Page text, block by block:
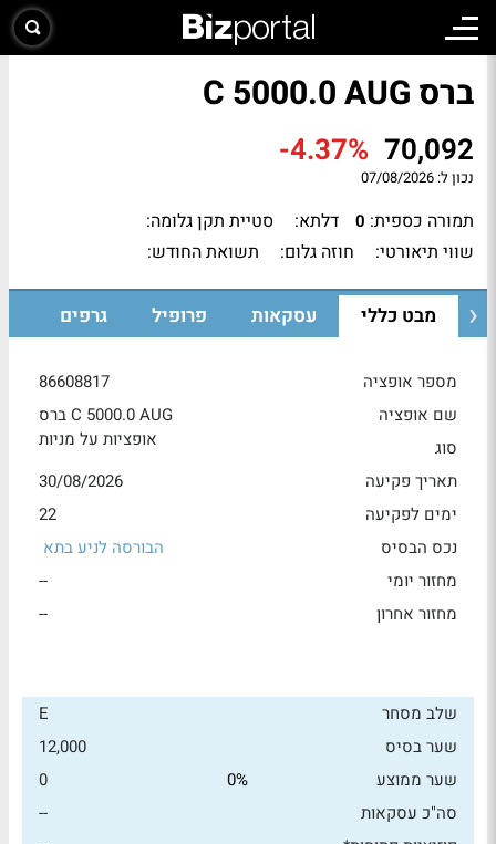
ברס C 5000.0 AUG
70,092
-4.37%
נכון ל: 07/08/2026
תמורה כספית: 0 דלתא:
סטיית תקן גלומה:
שווי תיאורטי:
חוזה גלום: תשואת החודש:
מבט כללי עסקאות פרופיל גרפים
מספר אופציה
86608817
שם אופציה
ברס C 5000.0 AUG
סוג
אופציות על מניות
תאריך פקיעה
30/08/2026
ימים לפקיעה
22
נכס הבסיס
הבורסה לניע בתא
מחזור יומי
--
מחזור אחרון
--
שלב מסחר
E
שער בסיס
12,000
שער ממוצע
0%
0
סה"כ עסקאות
--